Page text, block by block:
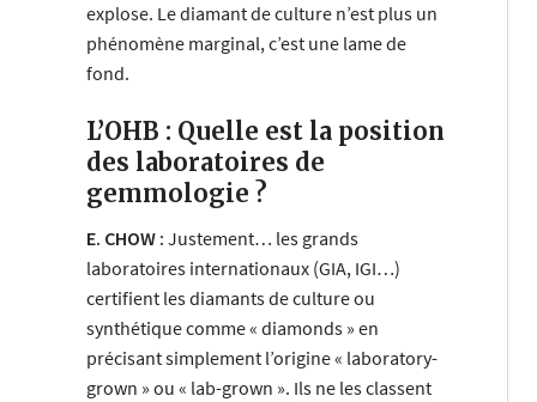
explose. Le diamant de culture n’est plus un
phénomène marginal, c’est une lame de
fond.
L’OHB : Quelle est la position
des laboratoires de
gemmologie ?
E. CHOW : Justement… les grands
laboratoires internationaux (GIA, IGI…)
certifient les diamants de culture ou
synthétique comme « diamonds » en
précisant simplement l’origine « laboratory-
grown » ou « lab-grown ». Ils ne les classent